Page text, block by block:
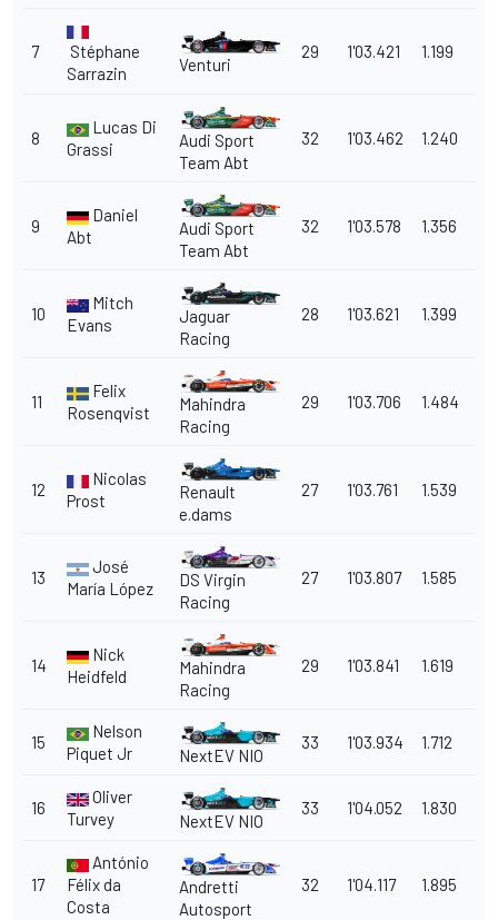
7
Stéphane
Sarrazin
Venturi
29 1'03.421 1.199
8
Lucas Di
Grassi
Audi Sport
Team Abt
32 1'03.462 1.240
9
Daniel
Abt
Audi Sport
Team Abt
32 1'03.578 1.356
10
Mitch
Evans
Jaguar
Racing
28 1'03.621 1.399
11
Felix
Rosenqvist
Mahindra
Racing
29 1'03.706 1.484
12
Nicolas
Prost
Renault
e.dams
27 1'03.761 1.539
13
José
María López
DS Virgin
Racing
27 1'03.807 1.585
14
Nick
Heidfeld
Mahindra
Racing
29 1'03.841 1.619
15
Nelson
Piquet Jr
NextEV NIO
33 1'03.934 1.712
16
Oliver
Turvey
NextEV NIO
33 1'04.052 1.830
17
António
Félix da
Costa
Andretti
Autosport
32 1'04.117 1.895